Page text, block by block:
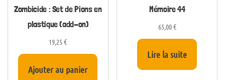
Zombicide : Set de Pions en
plastique (add-on)
19,25€
Ajouter au panier
Mémoire 44
65,00€
Lire la suite